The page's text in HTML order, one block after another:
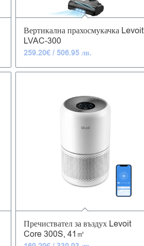
Вертикална прахосмукачка Levoit
LVAC-300
259.20€/ 506.95 лв.
Пречиствател за въздух Levoit
Core 300S, 41㎡